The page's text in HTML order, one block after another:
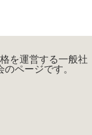
を運営する一般社
のページです。